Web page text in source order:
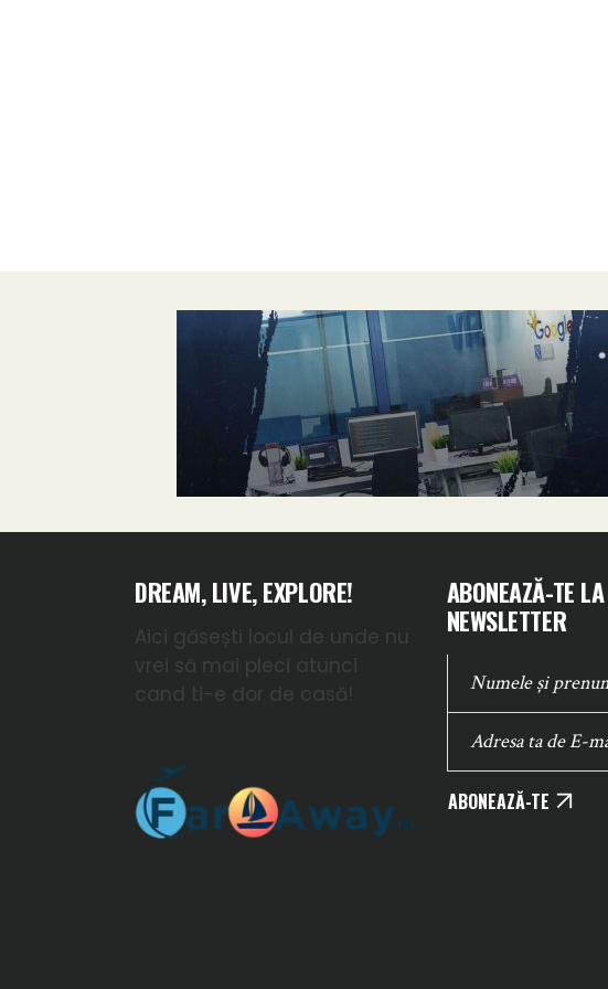
DREAM, LIVE, EXPLORE!
Aici găsești locul de unde nu
vrei să mai pleci atunci
cand ti-e dor de casă!
ABONEAZĂ-TE LA
NEWSLETTER
ABONEAZĂ-TE